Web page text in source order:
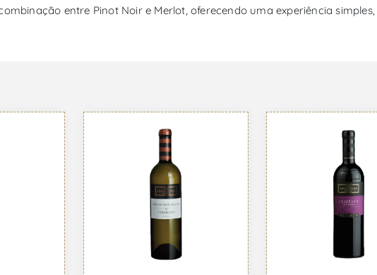
entre Pinot Noir e Merlot, oferecendo uma experiência